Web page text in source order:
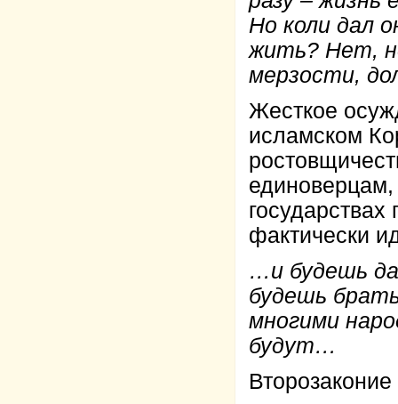
Но коли дал
жить? Нет,
мерзости,
Жесткое
исламском
единоверцам,
фактически
…и будешь
будешь
многими
будут…